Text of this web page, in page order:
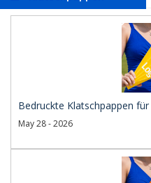
Bedruckte Klatschpappen für
May 28 - 2026